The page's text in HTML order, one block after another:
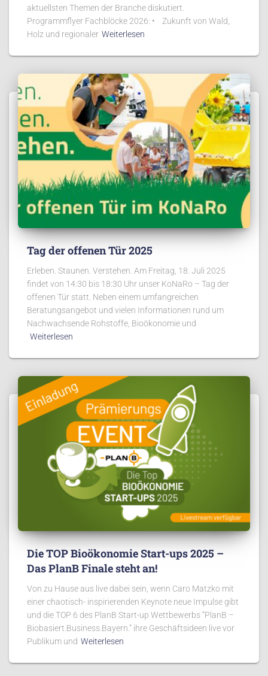
aktuellsten Themen der Branche diskutiert.
Programmflyer Fachblöcke 2026: • Zukunft von Wald,
Holz und regionaler Weiterlesen
Tag der offenen Tür 2025
Erleben. Staunen. Verstehen. Am Freitag, 18. Juli 2025
findet von 14:30 bis 18:30 Uhr unser KoNaRo – Tag der
offenen Tür statt. Neben einem umfangreichen
Beratungsangebot und vielen Informationen rund um
Nachwachsende Rohstoffe, Bioökonomie und
Weiterlesen
Die TOP Bioökonomie Start-ups 2025 –
Das PlanB Finale steht an!
Von zu Hause aus live dabei sein, wenn Caro Matzko mit
einer chaotisch- inspirierenden Keynote neue Impulse gibt
und die TOP 6 des PlanB Start-up Wettbewerbs “PlanB –
Biobasiert.Business.Bayern.” ihre Geschäftsideen live vor
Publikum und Weiterlesen